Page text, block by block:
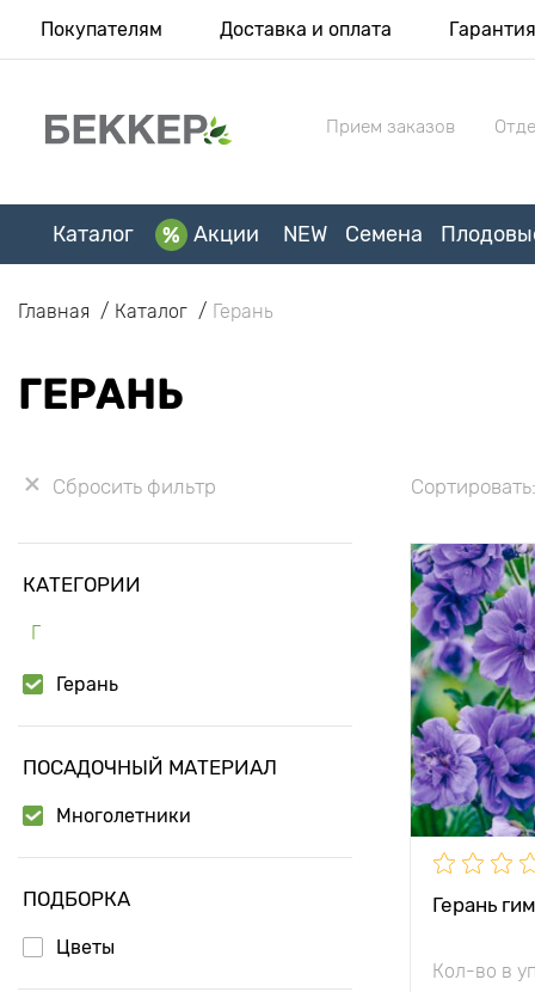
Покупателям Доставка и оплата Гарантия
Прием заказов
Каталог Акции NEW Семена
Главная Каталог Герань
ГЕРАНЬ
Сбросить фильтр
КАТЕГОРИИ
Г
Герань
ПОСАДОЧНЫЙ МАТЕРИАЛ
Многолетники
ПОДБОРКА
Цветы
Сортировать:
Герань
Кол-во в
Высота
Растояние
растениями
Глубина